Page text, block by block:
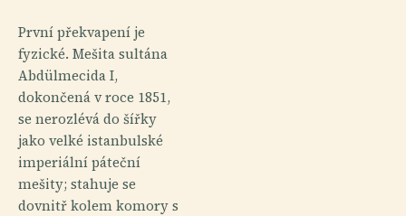
První překvapení je
fyzické. Mešita sultána
Abdülmecida I,
dokončená v roce 1851,
se nerozlévá do šířky
jako velké istanbulské
imperiální páteční
mešity; stahuje se
dovnitř kolem komory s